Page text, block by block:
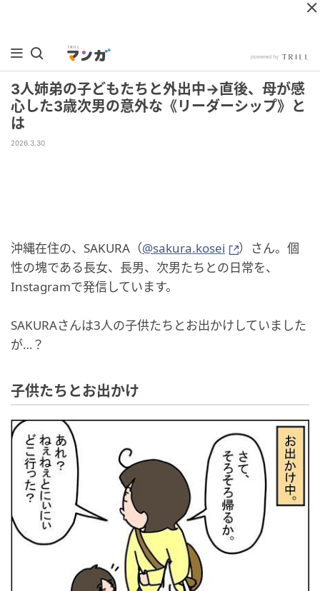
3人姉弟の子どもたちと外出中→直後、母が感
心した3歳次男の意外な《リーダーシップ》と
は
2026.3.30
沖縄在住の、SAKURA（@sakura.kosei
）さん。個
性の塊である長女、長男、次男たちとの日常を、
Instagramで発信しています。
SAKURAさんは3人の子供たちとお出かけしていました
が…？
子供たちとお出かけ